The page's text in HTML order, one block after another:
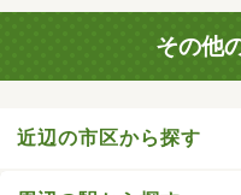
その他
近辺の市区から探す